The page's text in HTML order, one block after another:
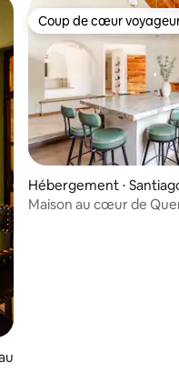
: 4,93 sur 5
Coup de cœur
Coup de cœur
Hébergement ⋅
Querétaro
Maison au cœur de